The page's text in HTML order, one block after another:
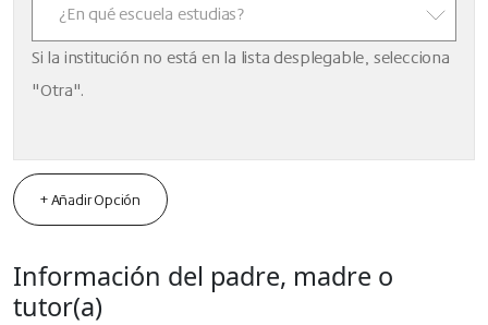
¿En qué escuela estudias?
Si la institución no está en la lista desplegable, selecciona
"Otra".
+ Añadir Opción
Información del padre, madre o
tutor(a)